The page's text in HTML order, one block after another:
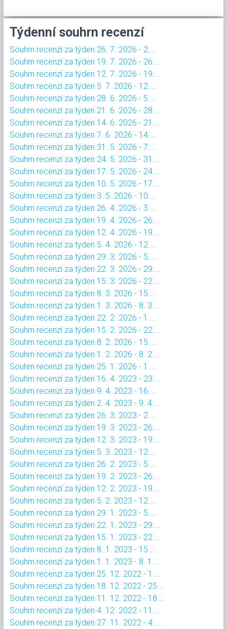
Týdenní souhrn recenzí
Souhrn recenzí za týden 26. 7. 2026 - 2....
Souhrn recenzí za týden 19. 7. 2026 - 26....
Souhrn recenzí za týden 12. 7. 2026 - 19....
Souhrn recenzí za týden 5. 7. 2026 - 12....
Souhrn recenzí za týden 28. 6. 2026 - 5....
Souhrn recenzí za týden 21. 6. 2026 - 28....
Souhrn recenzí za týden 14. 6. 2026 - 21....
Souhrn recenzí za týden 7. 6. 2026 - 14....
Souhrn recenzí za týden 31. 5. 2026 - 7....
Souhrn recenzí za týden 24. 5. 2026 - 31....
Souhrn recenzí za týden 17. 5. 2026 - 24....
Souhrn recenzí za týden 10. 5. 2026 - 17....
Souhrn recenzí za týden 3. 5. 2026 - 10....
Souhrn recenzí za týden 26. 4. 2026 - 3....
Souhrn recenzí za týden 19. 4. 2026 - 26....
Souhrn recenzí za týden 12. 4. 2026 - 19....
Souhrn recenzí za týden 5. 4. 2026 - 12....
Souhrn recenzí za týden 29. 3. 2026 - 5....
Souhrn recenzí za týden 22. 3. 2026 - 29....
Souhrn recenzí za týden 15. 3. 2026 - 22....
Souhrn recenzí za týden 8. 3. 2026 - 15....
Souhrn recenzí za týden 1. 3. 2026 - 8. 3....
Souhrn recenzí za týden 22. 2. 2026 - 1....
Souhrn recenzí za týden 15. 2. 2026 - 22....
Souhrn recenzí za týden 8. 2. 2026 - 15....
Souhrn recenzí za týden 1. 2. 2026 - 8. 2....
Souhrn recenzí za týden 25. 1. 2026 - 1....
Souhrn recenzí za týden 16. 4. 2023 - 23....
Souhrn recenzí za týden 9. 4. 2023 - 16....
Souhrn recenzí za týden 2. 4. 2023 - 9. 4....
Souhrn recenzí za týden 26. 3. 2023 - 2....
Souhrn recenzí za týden 19. 3. 2023 - 26....
Souhrn recenzí za týden 12. 3. 2023 - 19....
Souhrn recenzí za týden 5. 3. 2023 - 12....
Souhrn recenzí za týden 26. 2. 2023 - 5....
Souhrn recenzí za týden 19. 2. 2023 - 26....
Souhrn recenzí za týden 12. 2. 2023 - 19....
Souhrn recenzí za týden 5. 2. 2023 - 12....
Souhrn recenzí za týden 29. 1. 2023 - 5....
Souhrn recenzí za týden 22. 1. 2023 - 29....
Souhrn recenzí za týden 15. 1. 2023 - 22....
Souhrn recenzí za týden 8. 1. 2023 - 15....
Souhrn recenzí za týden 1. 1. 2023 - 8. 1....
Souhrn recenzí za týden 25. 12. 2022 - 1....
Souhrn recenzí za týden 18. 12. 2022 - 25....
Souhrn recenzí za týden 11. 12. 2022 - 18....
Souhrn recenzí za týden 4. 12. 2022 - 11....
Souhrn recenzí za týden 27. 11. 2022 - 4....